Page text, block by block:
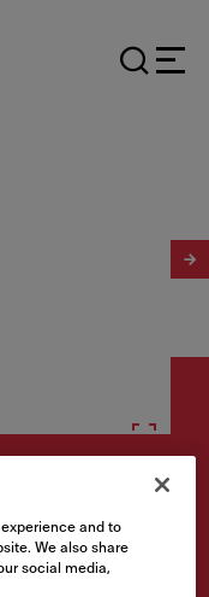
Active
and to
We also share
social media,